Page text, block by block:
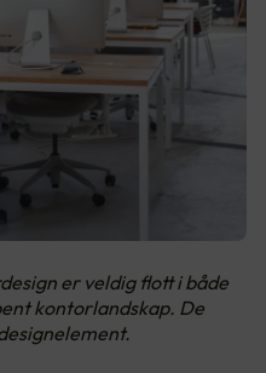
er veldig flott i både
kontorlandskap. De